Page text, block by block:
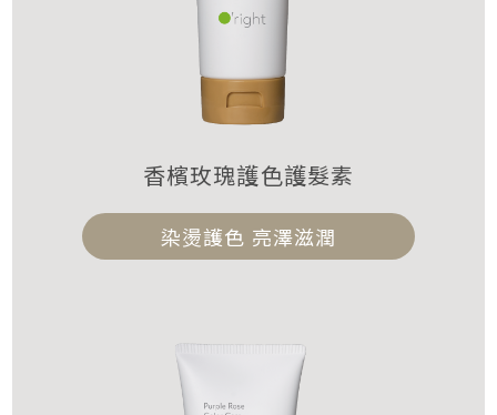
香檳玫瑰護色護髮素
染燙護色 亮澤滋潤